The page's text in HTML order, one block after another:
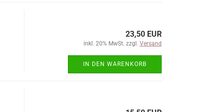
23,50 EUR
inkl. 20% MwSt. zzgl. Versand
IN DEN WARENKORB